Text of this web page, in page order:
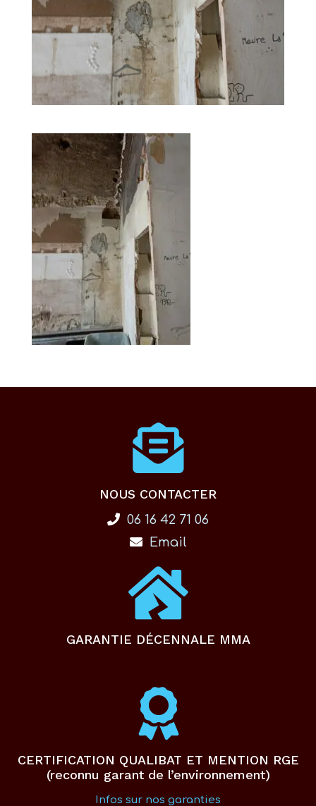
NOUS CONTACTER
06 16 42 71 06
Email
GARANTIE DÉCENNALE MMA
CERTIFICATION QUALIBAT ET MENTION RGE
(reconnu garant de l’environnement)
Infos sur nos garanties